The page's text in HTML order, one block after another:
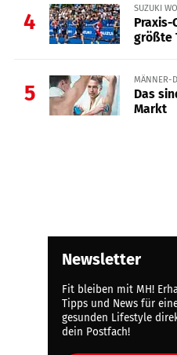
4
SUZUKI
Praxis-
größte
5
MÄNNER-
Das
Markt
Newsletter
Fit bleiben mit MH!
Tipps und News für
gesunden Lifestyle
dein Postfach!